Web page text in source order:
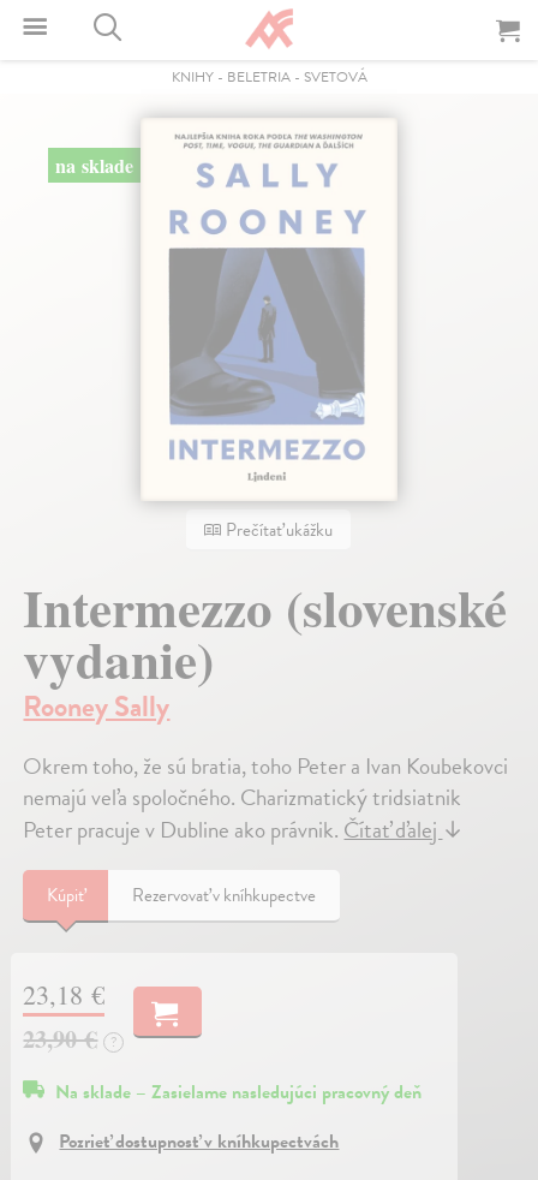
KNIHY- BELETRIA- SVETOVÁ
na sklade
Prečítať ukážku
Intermezzo (slovenské
vydanie)
Rooney Sally
Okrem toho, že sú bratia, toho Peter a Ivan Koubekovci
nemajú veľa spoločného. Charizmatický tridsiatnik
Peter pracuje v Dubline ako právnik. Čítať ďalej ↓
Kúpiť Rezervovať v kníhkupectve
23,18 €
23,90 €
?
Na sklade – Zasielame nasledujúci pracovný deň
Pozrieť dostupnosť v kníhkupectvách